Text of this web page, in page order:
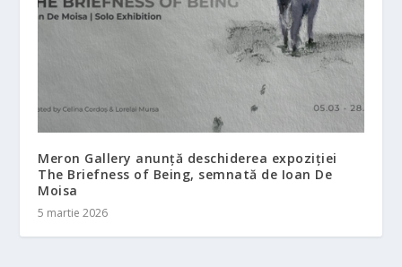
Meron Gallery anunță deschiderea expoziției
The Briefness of Being, semnată de Ioan De
Moisa
5 martie 2026